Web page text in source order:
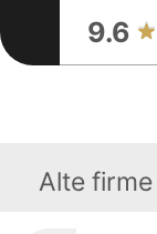
9.6
Alte